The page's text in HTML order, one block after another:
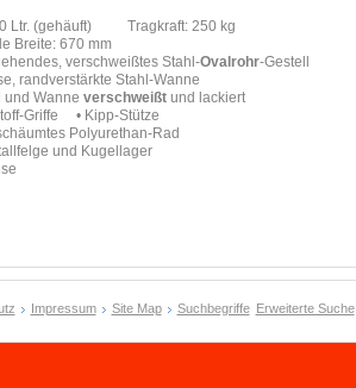
Ltr. (gehäuft) Tragkraft: 250 kg
Breite: 670 mm
verschweißtes Stahl-Ovalrohr-Gestell
randverstärkte Stahl-Wanne
und Wanne verschweißtund lackiert
Griffe • Kipp-Stütze
Polyurethan-Rad
und Kugellager
Impressum Site Map Suchbegriffe Erweiterte Suche